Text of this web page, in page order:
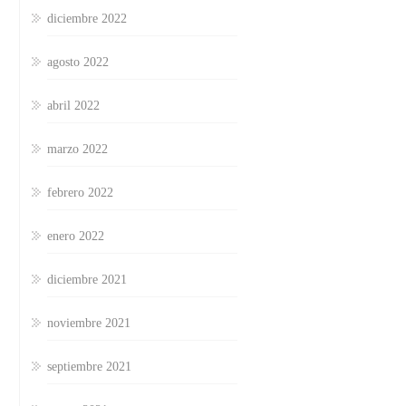
diciembre 2022
agosto 2022
abril 2022
marzo 2022
febrero 2022
enero 2022
diciembre 2021
noviembre 2021
septiembre 2021